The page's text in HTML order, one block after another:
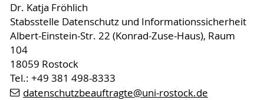
Dr. Katja Fröhlich
Stabsstelle Datenschutz und Informationssicherheit
Albert-Einstein-Str. 22 (Konrad-Zuse-Haus), Raum
104
18059 Rostock
Tel.: +49 381 498-8333
datenschutzbeauftragte@uni-rostock.de